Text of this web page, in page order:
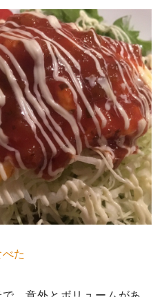
た